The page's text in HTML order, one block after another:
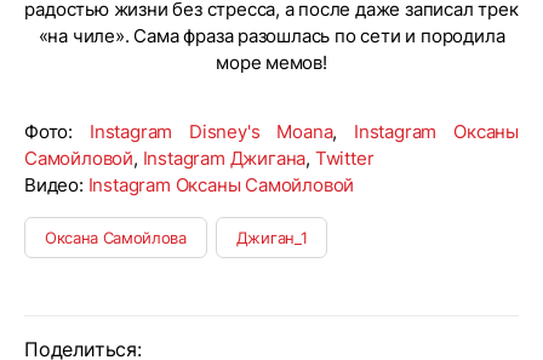
радостью жизни без стресса, а после даже записал трек
«на чиле». Сама фраза разошлась по сети и породила
море мемов!
Фото: Instagram Disney's Moana, Instagram Оксаны
Самойловой, Instagram Джигана, Twitter
Видео: Instagram Оксаны Самойловой
Оксана Самойлова Джиган_1
Поделиться: